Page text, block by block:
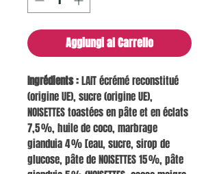
Aggiungi al Carrello
Ingrédients :LAIT écrémé reconstitué
(origine UE), sucre (origine UE),
NOISETTES toastées en pâte et en éclats
7,5 %, huile de coco, marbrage
gianduia 4 % [eau, sucre, sirop de
glucose, pâte de NOISETTES 15 %, pâte